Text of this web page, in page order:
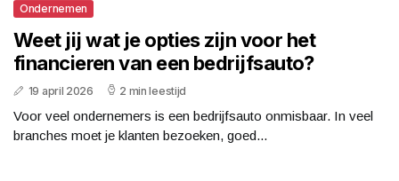
Ondernemen
Weet jij wat je opties zijn voor het
financieren van een bedrijfsauto?
19 april 2026 2 min leestijd
Voor veel ondernemers is een bedrijfsauto onmisbaar. In veel
branches moet je klanten bezoeken, goed...